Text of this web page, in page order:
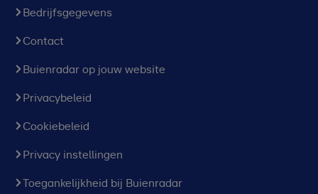
Bedrijfsgegevens
Contact
Buienradar op jouw website
Privacybeleid
Cookiebeleid
Privacy instellingen
Toegankelijkheid bij Buienradar